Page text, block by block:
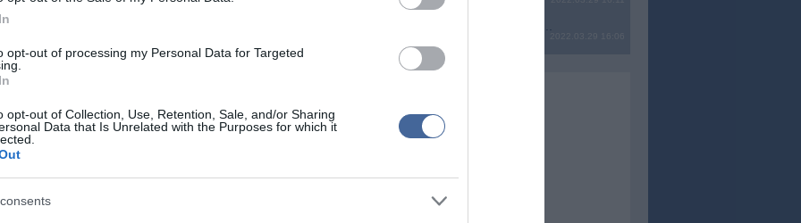
opt-out of processing my Personal Data for Targeted
opt-out of Collection, Use, Retention, Sale, and/or Sharing
Data that Is Unrelated with the Purposes for which it
Romanov álnéven is ismert, illetve honlapján
pénteken az amerikai Huffington Post
kijelentette, "biztos benne", hogy Magnotta
van, egy kollégája pedig elárulta, hogy a
repült.
perces videót is feltöltött az internetre a
az áldozat feldarabolásáról. A rendőrség
a felvételt a világhálóról, de az felbukkant más
Lafreniere.